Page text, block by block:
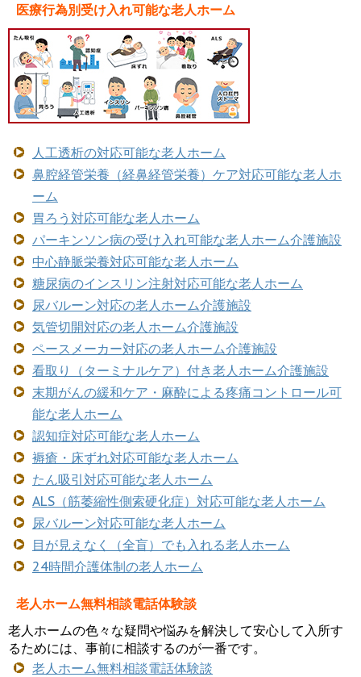
医療行為別受け入れ可能な老人ホーム
人工透析の対応可能な老人ホーム
鼻腔経管栄養（経鼻経管栄養）ケア対応可能な老人ホ
ーム
胃ろう対応可能な老人ホーム
パーキンソン病の受け入れ可能な老人ホーム介護施設
中心静脈栄養対応可能な老人ホーム
糖尿病のインスリン注射対応可能な老人ホーム
尿バルーン対応の老人ホーム介護施設
気管切開対応の老人ホーム介護施設
ペースメーカー対応の老人ホーム介護施設
看取り（ターミナルケア）付き老人ホーム介護施設
末期がんの緩和ケア・麻酔による疼痛コントロール可
能な老人ホーム
認知症対応可能な老人ホーム
褥瘡・床ずれ対応可能な老人ホーム
たん吸引対応可能な老人ホーム
ALS（筋萎縮性側索硬化症）対応可能な老人ホーム
尿バルーン対応可能な老人ホーム
目が見えなく（全盲）でも入れる老人ホーム
24時間介護体制の老人ホーム
老人ホーム無料相談電話体験談
老人ホームの色々な疑問や悩みを解決して安心して入所す
るためには、事前に相談するのが一番です。
老人ホーム無料相談電話体験談